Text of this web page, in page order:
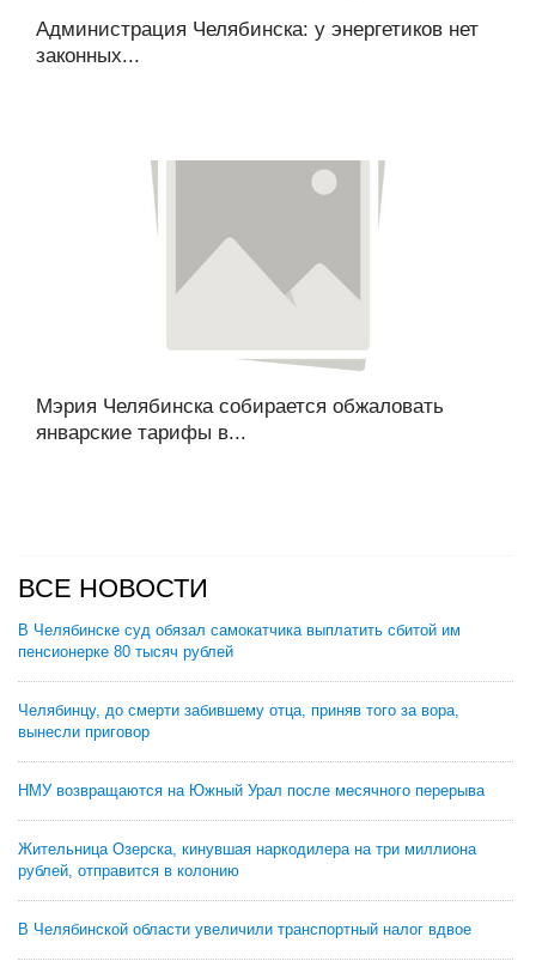
Администрация Челябинска: у энергетиков нет
законных...
Мэрия Челябинска собирается обжаловать
январские тарифы в...
ВСЕ НОВОСТИ
В Челябинске суд обязал самокатчика выплатить сбитой им
пенсионерке 80 тысяч рублей
Челябинцу, до смерти забившему отца, приняв того за вора,
вынесли приговор
НМУ возвращаются на Южный Урал после месячного перерыва
Жительница Озерска, кинувшая наркодилера на три миллиона
рублей, отправится в колонию
В Челябинской области увеличили транспортный налог вдвое